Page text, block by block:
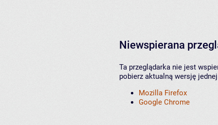
Niewspierana
Ta przeglądarka nie jest
pobierz aktualną wersję
Mozilla Firefox
Google Chrome